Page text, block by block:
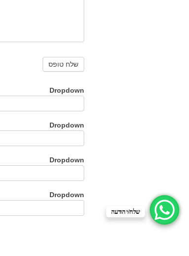
Dropdown
Dropdown
Dropdown
Dropdown
שלח/י הודעה